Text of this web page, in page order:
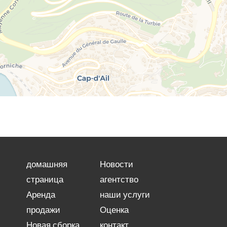
домашняя
страница
Аренда
продажи
Новости
агентство
наши услуги
Оценка